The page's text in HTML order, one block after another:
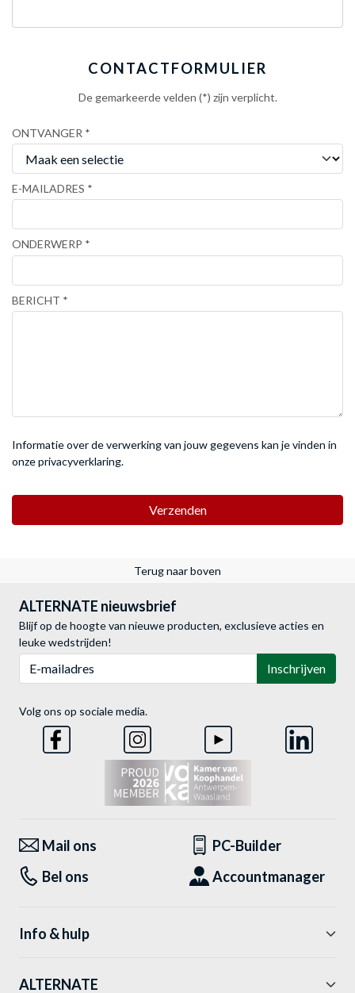
CONTACTFORMULIER
De gemarkeerde velden (*) zijn verplicht.
ONTVANGER
E-MAILADRES
ONDERWERP
BERICHT
Informatie over de verwerking van jouw gegevens kan je vinden in
onzeprivacyverklaring.
Verzenden
Terug naar boven
ALTERNATE nieuwsbrief
Blijf op de hoogte van nieuwe producten, exclusieve acties en
leuke wedstrijden!
Inschrijven
Volg ons op sociale media.
Mail ons
PC-Builder
Bel ons
Accountmanager
Info & hulp
ALTERNATE